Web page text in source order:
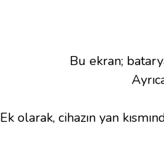
Bu ekran;
Ek olarak, cihazın yan